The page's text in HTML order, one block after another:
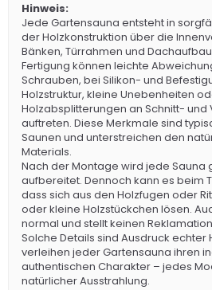
Hinweis:
Jede Gartensauna entsteht in
der Holzkonstruktion über die
Bänken, Türrahmen und
Fertigung können leichte
Schrauben, bei Silikon- und
Holzstruktur, kleine Unebenheiten
Holzabsplitterungen an Schnitt- und
auftreten. Diese Merkmale sind
Saunen und unterstreichen den
Materials.
Nach der Montage wird jede Sauna
aufbereitet. Dennoch kann es beim
dass sich aus den Holzfugen oder
oder kleine Holzstückchen lösen.
normal und stellt keinen
Solche Details sind Ausdruck echter
verleihen jeder Gartensauna ihren
authentischen Charakter – jedes
natürlicher Ausstrahlung.